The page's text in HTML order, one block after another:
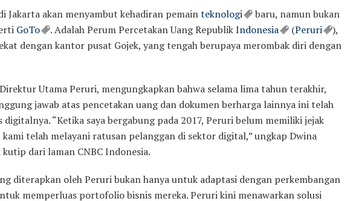
Jakarta akan menyambut kehadiran pemainteknologi
baru, namun bukan
GoTo . Adalah Perum Percetakan Uang RepublikIndonesia (Peruri
),
dengan kantor pusat Gojek, yang tengah berupaya merombak diri dengan
Utama Peruri, mengungkapkan bahwa selama lima tahun terakhir,
jawab atas pencetakan uang dan dokumen berharga lainnya ini telah
“Ketika saya bergabung pada 2017, Peruri belum memiliki jejak
telah melayani ratusan pelanggan di sektor digital,” ungkap Dwina
kutip dari laman CNBC Indonesia.
diterapkan oleh Peruri bukan hanya untuk adaptasi dengan perkembangan
memperluas portofolio bisnis mereka. Peruri kini menawarkan solusi